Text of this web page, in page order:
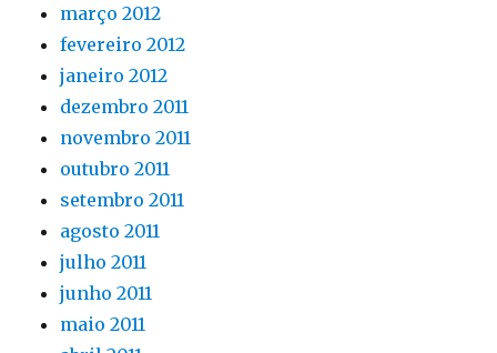
março 2012
fevereiro 2012
janeiro 2012
dezembro 2011
novembro 2011
outubro 2011
setembro 2011
agosto 2011
julho 2011
junho 2011
maio 2011